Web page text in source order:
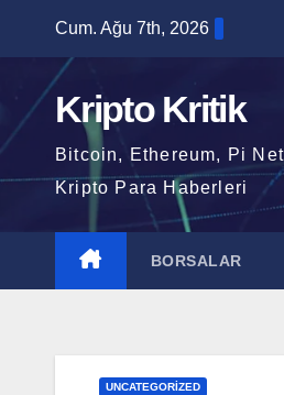
content
Cum. Ağu 7th, 2026
Kripto Kritik
Bitcoin, Ethereum, Pi
Kripto Para Haberleri
BORSALAR
UNCATEGORIZED